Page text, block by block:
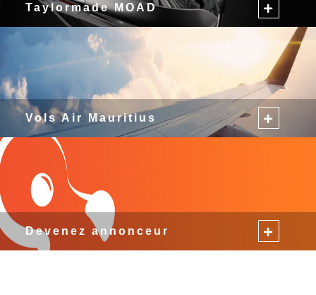
Taylormade MOAD
Vols Air Mauritius
Devenez annonceur